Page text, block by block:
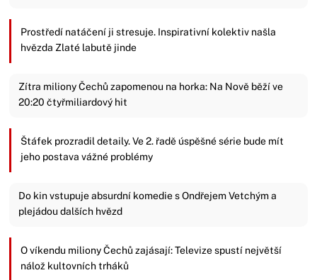
Prostředí natáčení ji stresuje. Inspirativní kolektiv našla
hvězda Zlaté labutě jinde
Zítra miliony Čechů zapomenou na horka: Na Nově běží ve
20:20 čtyřmiliardový hit
Štáfek prozradil detaily. Ve 2. řadě úspěšné série bude mít
jeho postava vážné problémy
Do kin vstupuje absurdní komedie s Ondřejem Vetchým a
plejádou dalších hvězd
O víkendu miliony Čechů zajásají: Televize spustí největší
nálož kultovních trháků